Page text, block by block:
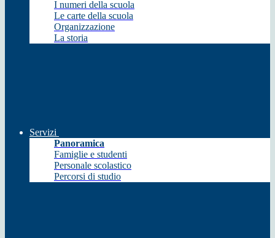
I numeri della scuola
Le carte della scuola
Organizzazione
La storia
Servizi
Panoramica
Famiglie e studenti
Personale scolastico
Percorsi di studio